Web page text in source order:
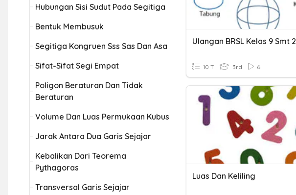
Hubungan Sisi Sudut Pada Segitiga
Bentuk Membusuk
Segitiga Kongruen Sss Sas Dan Asa
Sifat-Sifat Segi Empat
Poligon Beraturan Dan Tidak
Beraturan
Volume Dan Luas Permukaan Kubus
Jarak Antara Dua Garis Sejajar
Kebalikan Dari Teorema
Pythagoras
Transversal Garis Sejajar
Ulangan BRSL Kelas 9 Smt 2
10 T 3rd 6
Luas Dan Keliling